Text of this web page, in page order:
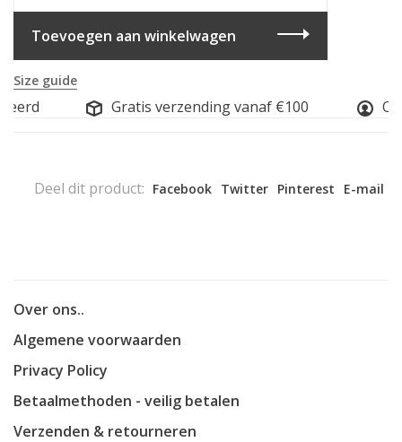
Toevoegen aan winkelwagen
Size guide
Gratis verzending vanaf €100
Deel dit product: Facebook Twitter Pinterest E-mail
Over ons..
Algemene voorwaarden
Privacy Policy
Betaalmethoden - veilig betalen
Verzenden & retourneren